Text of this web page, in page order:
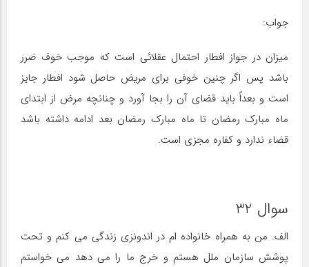
جواب:
میزان در جواز افطار احتمال عقلائی است که موجب خوف ضرر
باشد پس اگر چنین خوفی برای مریض حاصل شود افطار جایز
است و بعداً باید قضای آن را بجا آورد و چنانچه مرض از ابتدای
ماه مبارک رمضان تا ماه مبارک رمضان بعد ادامه داشته باشد
قضاء ندارد و کفاره مجزی است.
سوال 32
الف. من به همراه خانواده ام در اندونزی زندگی می کنم و تحت
پوشش سازمان ملل هستم و خرج ما را می دهد می خواستم